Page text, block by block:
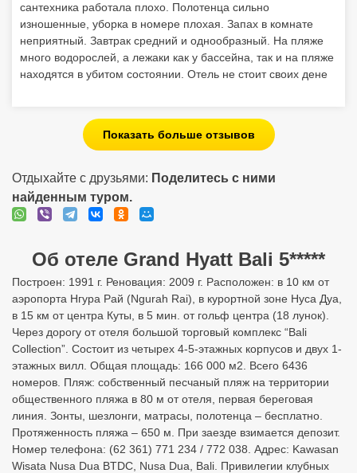
сантехника работала плохо. Полотенца сильно
изношенные, уборка в номере плохая. Запах в комнате
неприятный. Завтрак средний и однообразный. На пляже
много водорослей, а лежаки как у бассейна, так и на пляже
находятся в убитом состоянии. Отель не стоит своих дене
Показать больше отзывов
Отдыхайте с друзьями: Поделитесь с ними
найденным туром.
Об отеле Grand Hyatt Bali 5*****
Построен: 1991 г. Реновация: 2009 г. Расположен: в 10 км от
аэропорта Нгура Рай (Ngurah Rai), в курортной зоне Нуса Дуа,
в 15 км от центра Куты, в 5 мин. от гольф центра (18 лунок).
Через дорогу от отеля большой торговый комплекс “Bali
Collection”. Состоит из четырех 4-5-этажных корпусов и двух 1-
этажных вилл. Общая площадь: 166 000 м2. Всего 6436
номеров. Пляж: собственный песчаный пляж на территории
общественного пляжа в 80 м от отеля, первая береговая
линия. Зонты, шезлонги, матрасы, полотенца – бесплатно.
Протяженность пляжа – 650 м. При заезде взимается депозит.
Номер телефона: (62 361) 771 234 / 772 038. Адрес: Kawasan
Wisata Nusa Dua BTDC, Nusa Dua, Bali. Привилегии клубных